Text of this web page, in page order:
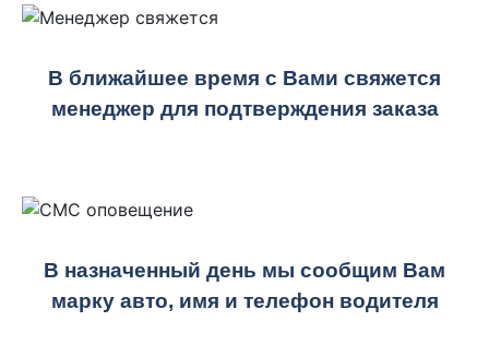
В ближайшее время с Вами свяжется
менеджер для подтверждения заказа
В назначенный день мы сообщим Вам
марку авто, имя и телефон водителя